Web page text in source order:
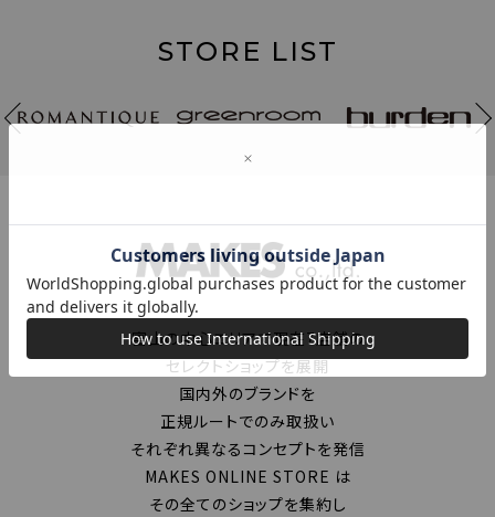
STORE LIST
富山の中心エリアで現在7店舗の
セレクトショップを展開
国内外のブランドを
正規ルートでのみ取扱い
それぞれ異なるコンセプトを発信
MAKES ONLINE STORE は
その全てのショップを集約し